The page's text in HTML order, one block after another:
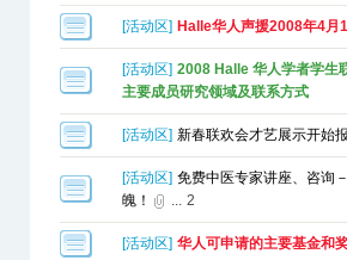
[活动区] Halle华人声援2008年4月
[活动区] 2008 Halle 华人学者学生
主要成员研究领域及联系方式
[活动区] 新春联欢会才艺展示开始
[活动区] 免费中医专家讲座、咨询
魄！
... 2
[活动区] 华人可申请的主要基金和